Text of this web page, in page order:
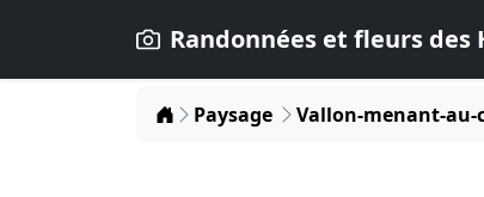
Randonnées et fleurs des
Home
Paysage Vallon-menant-au-